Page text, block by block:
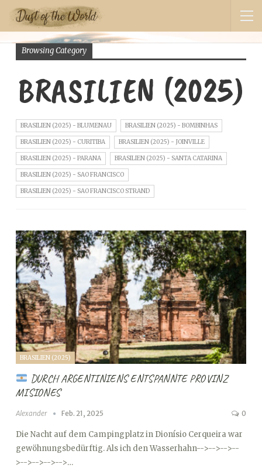
Browsing Category
BRASILIEN (2025)
BRASILIEN (2025) - BLUMENAU BRASILIEN (2025) - BOMBINHAS
BRASILIEN (2025) - CURITIBA BRASILIEN (2025) - JOINVILLE
BRASILIEN (2025) - PARANA BRASILIEN (2025) - SANTA CATARINA
BRASILIEN (2025) - SAO FRANCISCO
BRASILIEN (2025) - SAO FRANCISCO STRAND
BRASILIEN (2025)
DURCH ARGENTINIENS ENTSPANNTE PROVINZ
MISIONES
Alexander Feb. 21, 2025 0
Die Nacht auf dem Campingplatz in Dionísio Cerqueira war
gewöhnungsbedürftig. Als ich den Wasserhahn-->-->-->--
>-->-->-->-->…